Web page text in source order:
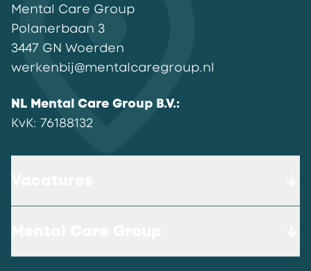
Mental Care Group
Polanerbaan 3
3447 GN Woerden
werkenbij@mentalcaregroup.nl
NL Mental Care Group B.V.:
KvK: 76188132